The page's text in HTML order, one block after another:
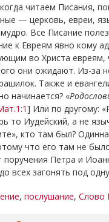
читаем Писания,
— церковь, евреи,
Все Писание
к Евреям явно кому
во Христа евреям,
они ожидают. Из-за
Также и
начинается? «
] Или по другому:
то Иудейский, а не
кто там был?
что его там не
поручения Петра и
всех загонять под
, послушание, Слово